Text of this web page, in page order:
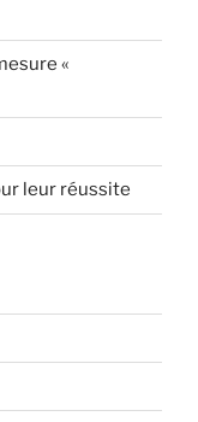
«
leur réussite